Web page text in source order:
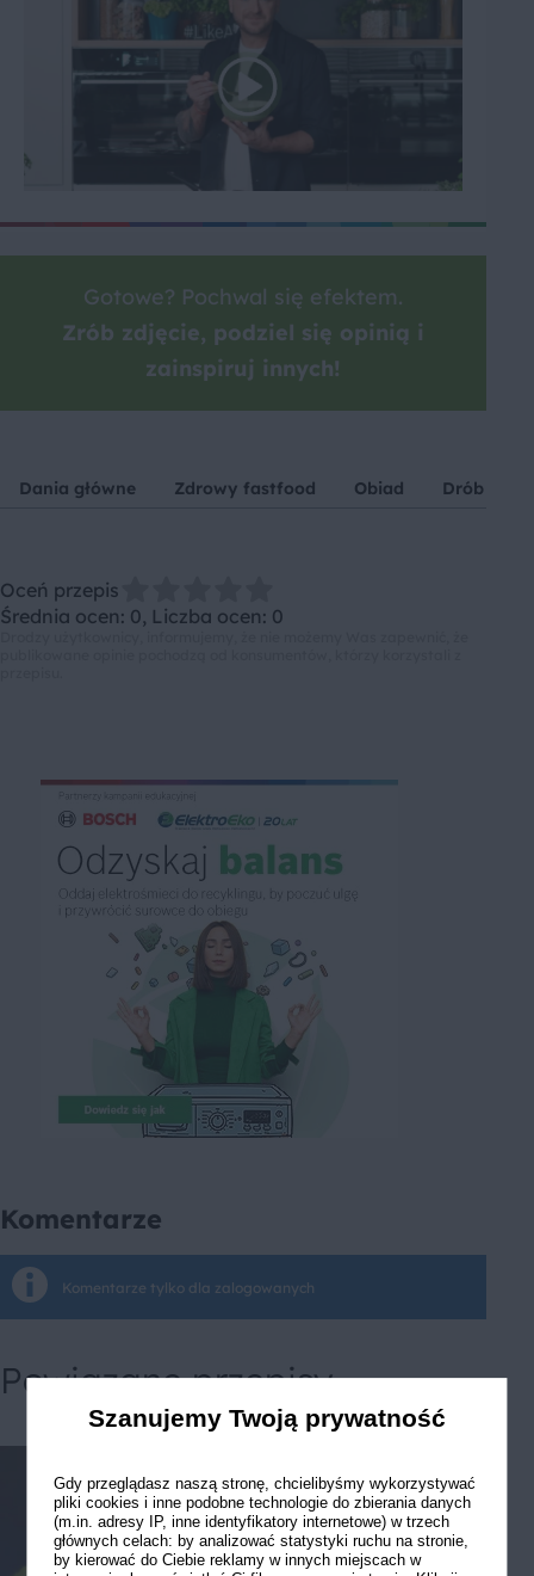
Gotowe? Pochwal się efektem.
Zrób zdjęcie, podziel się opinią i
zainspiruj innych!
Dania główne Zdrowy fastfood Obiad Drób
Oceń przepis
Średnia ocen: 0, Liczba ocen: 0
Komentarze
Komentarze tylko dla zalogowanych
Powiązane przepisy
Szanujemy Twoją prywatność
Gdy przeglądasz naszą stronę, chcielibyśmy wykorzystywać
pliki cookies i inne podobne technologie do zbierania danych
(m.in. adresy IP, inne identyfikatory internetowe) w trzech
głównych celach: by analizować statystyki ruchu na stronie,
by kierować do Ciebie reklamy w innych miejscach w